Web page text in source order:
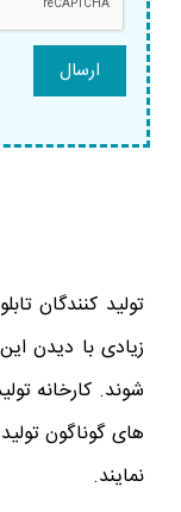
تولید کنندگان
زیادی با دیدن
شوند. کارخانه
های گوناگون
نمایند.